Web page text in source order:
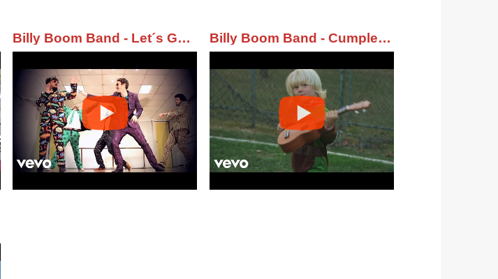
Billy Boom Band - Let´s Go (Official Music Video) Billy Boom Band - Cumpleaños Feliz